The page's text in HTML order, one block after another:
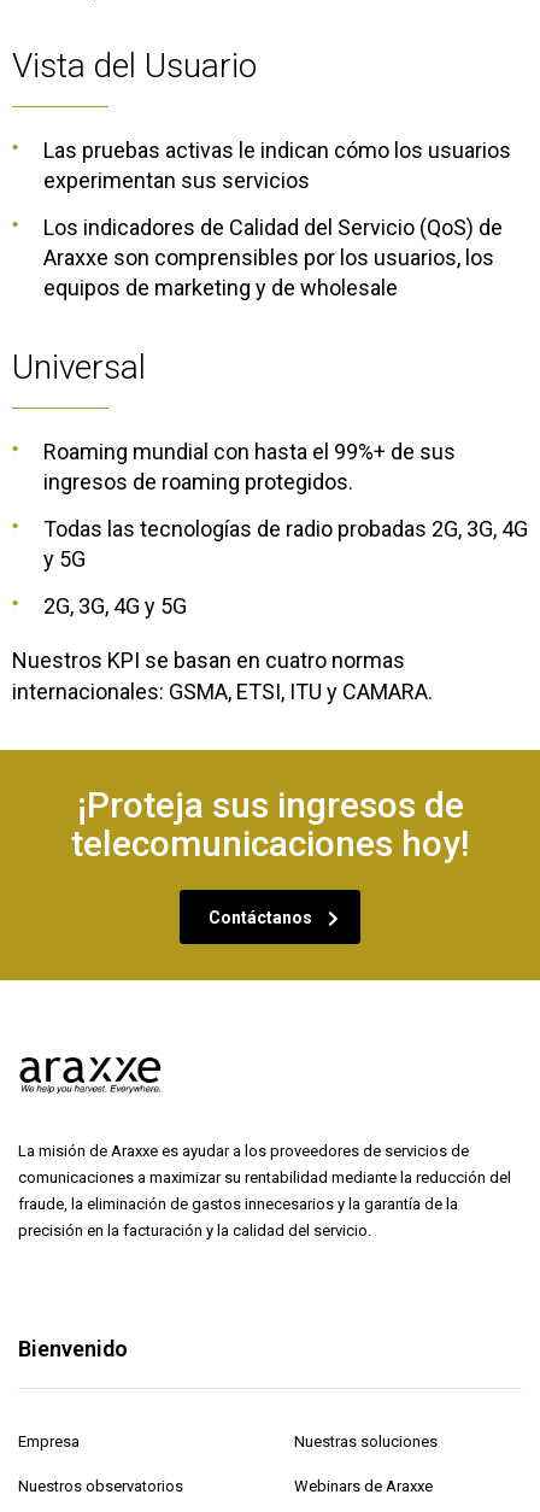
Vista del Usuario
Las pruebas activas le indican cómo los usuarios
experimentan sus servicios
Los indicadores de Calidad del Servicio (QoS) de
Araxxe son comprensibles por los usuarios, los
equipos de marketing y de wholesale
Universal
Roaming mundial con hasta el 99%+ de sus
ingresos de roaming protegidos.
Todas las tecnologías de radio probadas 2G, 3G, 4G
y 5G
2G, 3G, 4G y 5G
Nuestros KPI se basan en cuatro normas
internacionales: GSMA, ETSI, ITU y CAMARA.
¡Proteja sus ingresos de
telecomunicaciones hoy!
Contáctanos
La misión de Araxxe es ayudar a los proveedores de servicios de
comunicaciones a maximizar su rentabilidad mediante la reducción del
fraude, la eliminación de gastos innecesarios y la garantía de la
precisión en la facturación y la calidad del servicio.
Bienvenido
Empresa Nuestras soluciones
Nuestros observatorios Webinars de Araxxe